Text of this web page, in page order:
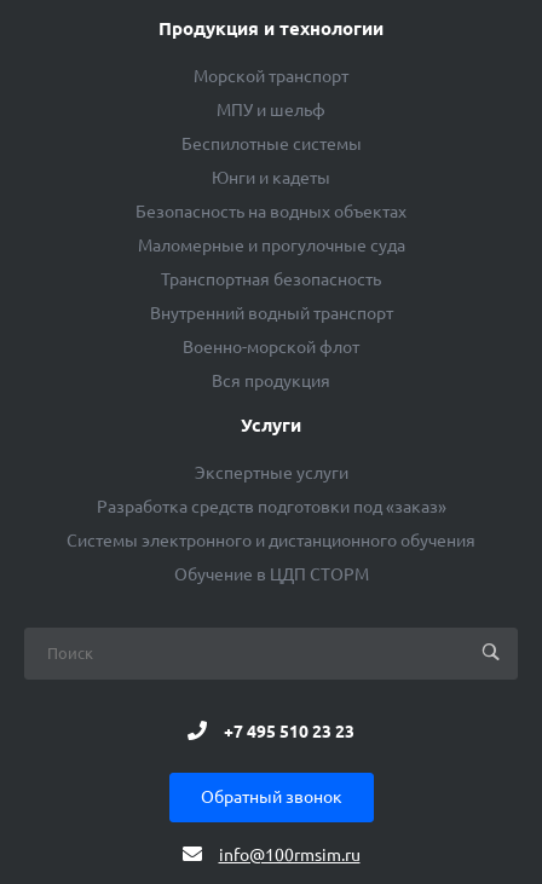
Продукция и технологии
Морской транспорт
МПУ и шельф
Беспилотные системы
Юнги и кадеты
Безопасность на водных объектах
Маломерные и прогулочные суда
Транспортная безопасность
Внутренний водный транспорт
Военно-морской флот
Вся продукция
Услуги
Экспертные услуги
Разработка средств подготовки под «заказ»
Системы электронного и дистанционного обучения
Обучение в ЦДП СТОРМ
+7 495 510 23 23
Обратный звонок
info@100rmsim.ru